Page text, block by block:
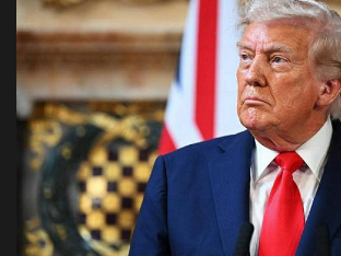
Շնորհակալություն Ձեր
առաջնորդության համար՝ ԱՄՆ–
Հայաստան հարաբերությունների
խորացման գործում․ Դիլոն
07 Օգոստոս, 2026 11:40
Դուք 5 տարի ինձնից փախած եք ման
եկել. Կոնջորյանը՝ «Հայաստան»
դաշինքի պատգամավորներին